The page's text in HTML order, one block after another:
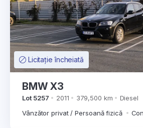
Licitație încheiată
BMW X3
Lot 5257 2011 379,500 km
Diesel
Vânzător privat / Persoană fizică